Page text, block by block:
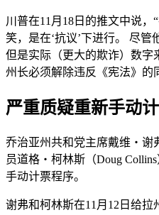
川普在11月18日的推文中说
笑，是在‘抗议’下进行。 尽管
但是实际（更大的欺诈）数字
州长必须解除违反《宪法》的
严重质疑重新手动
乔治亚州共和党主席戴维‧谢
员道格‧柯林斯（Doug
手动计票程序。
谢弗和柯林斯在11月12日给拉